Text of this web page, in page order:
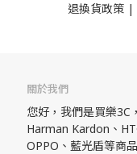
退換貨政策 |
關於我們
您好，我們是買樂3C
Harman Kardon、
OPPO、藍光盾等商